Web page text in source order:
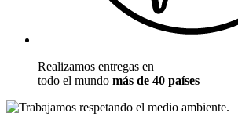
Realizamos entregas en
todo el mundo más de 40 países